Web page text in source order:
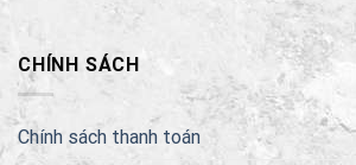
CHÍNH SÁCH
Chính sách thanh toán